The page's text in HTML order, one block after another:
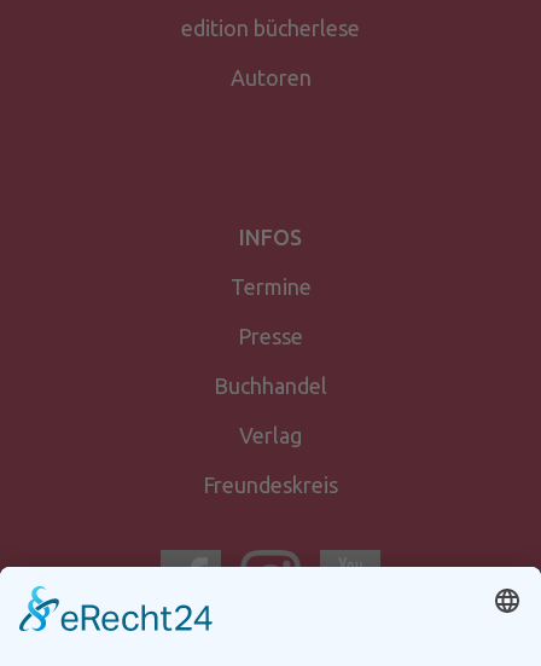
edition bücherlese
Autoren
INFOS
Termine
Presse
Buchhandel
Verlag
Freundeskreis